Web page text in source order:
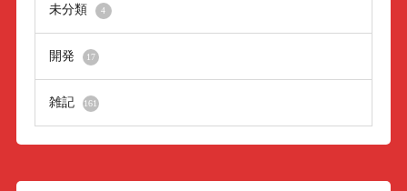
未分類 4
開発 17
雑記 161